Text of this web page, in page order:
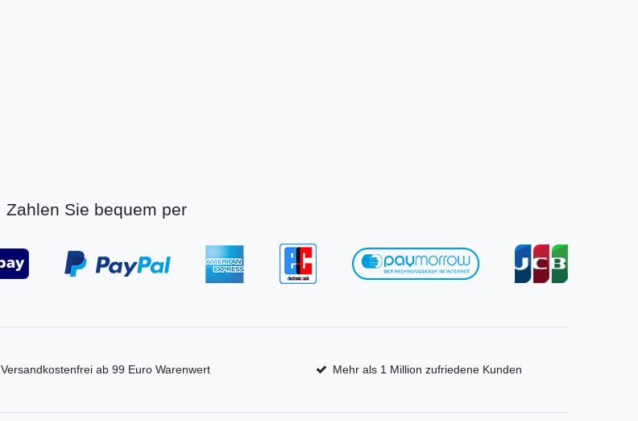
Zahlen Sie bequem per
Versandkostenfrei ab 99 Euro Warenwert Mehr als 1 Million zufriedene Kunden